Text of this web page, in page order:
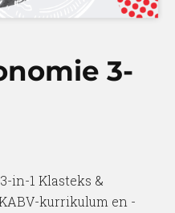
3-
in-1 Klasteks &
kurrikulum en -